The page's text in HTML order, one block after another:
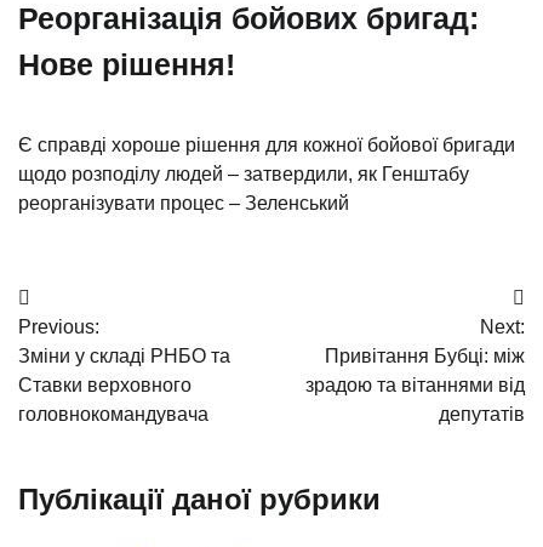
Реорганізація бойових бригад:
Нове рішення!
Є справді хороше рішення для кожної бойової бригади
щодо розподілу людей – затвердили, як Генштабу
реорганізувати процес – Зеленський
Навігація
записів
Previous:
Зміни у складі РНБО та
Ставки верховного
головнокомандувача
Next:
Привітання Бубці: між
зрадою та вітаннями від
депутатів
Публікації даної рубрики